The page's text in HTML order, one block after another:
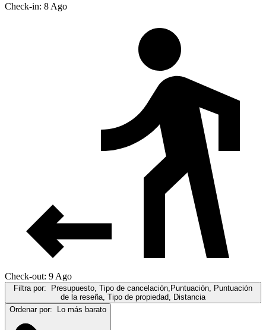
Check-in: 8 Ago
Check-out: 9 Ago
Filtra por:
Presupuesto, Tipo de cancelación,Puntuación, Puntuación
de la reseña, Tipo de propiedad, Distancia
Ordenar por:
Lo más barato